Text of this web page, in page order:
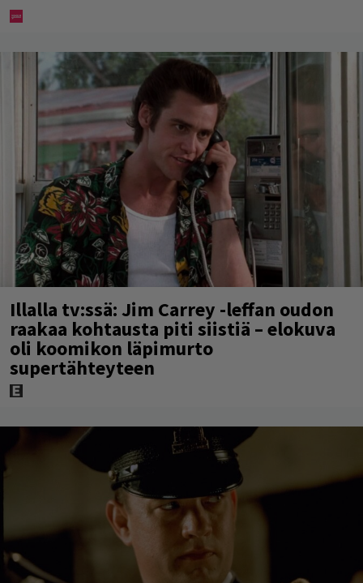
Illalla tv:ssä: Jim Carrey -leffan oudon
raakaa kohtausta piti siistiä – elokuva
oli koomikon läpimurto
supertähteyteen